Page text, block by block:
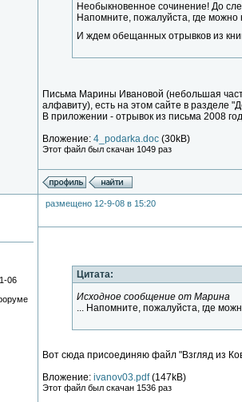
Необыкновенное сочинение! До
Напомните, пожалуйста, где
И ждем обещанных отрывков из
Письма Марины Ивановой (небольшая
алфавиту), есть на этом сайте в разделе
В приложении - отрывок из письма 2008
Вложение: 4_podarka.doc(30kB)
Этот файл был скачан 1049 раз
06
размещено 12-9-08 в 15:20
Цитата:
Исходное сообщение от Марина
... Напомните, пожалуйста, где
Вот сюда присоединяю файл "Взгляд из
Вложение: ivanov03.pdf(147kB)
Этот файл был скачан 1536 раз